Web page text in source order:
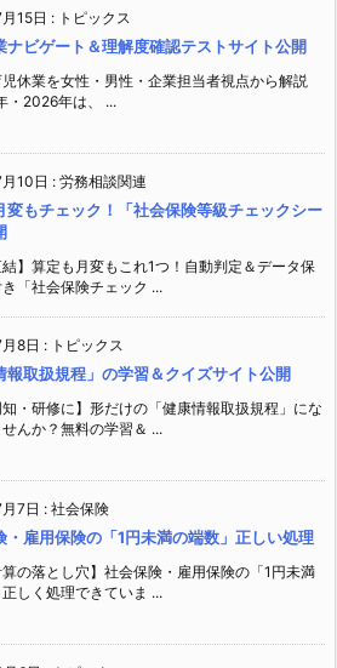
15日 : トピックス
ナビゲート＆理解度確認テストサイト公開
休業を女性・男性・企業担当者視点から解説
2026年は、 ...
10日 : 労務相談関連
変もチェック！「社会保険等級チェックシー
結】算定も月変もこれ1つ！自動判定＆データ保
「社会保険チェック ...
8日 : トピックス
報取扱規程」の学習＆クイズサイト公開
知・研修に】形だけの「健康情報取扱規程」にな
んか？無料の学習＆ ...
7日 : 社会保険
・雇用保険の「1円未満の端数」正しい処理
算の落とし穴】社会保険・雇用保険の「1円未満
しく処理できていま ...